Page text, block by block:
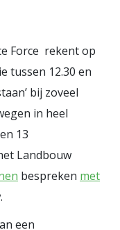
(28%).
Bijna
dat
Force rekent op
tussen 12.30 en
bij zoveel
in heel
13
Landbouw
bespreken met
een